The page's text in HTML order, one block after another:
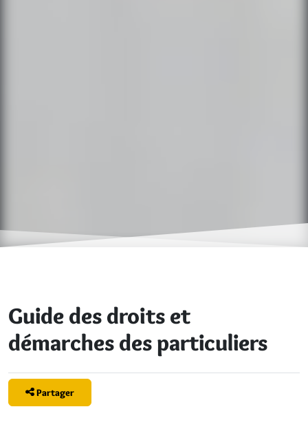
Guide des droits et
démarches des particuliers
Partager